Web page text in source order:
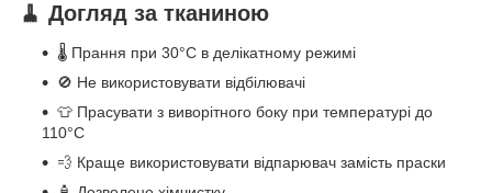
🧹 Догляд за тканиною
🌡️ Прання при 30°C в делікатному режимі
🚫 Не використовувати відбілювачі
👕 Прасувати з виворітного боку при температурі до
110°C
💨 Краще використовувати відпарювач замість праски